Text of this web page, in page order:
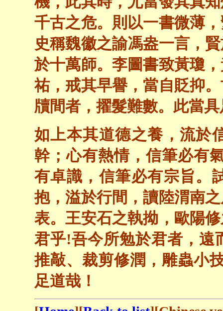
千古之危。則以一書微薄
史稱魏徽之諭馮盎一言，
於十萬師。李圖書致黃瓊
祐，戒其早譽，當自貶抑
牘間者，擢髮難數。此當
如上本其道德之養，流於
幹；心有熱情，信筆必有
有卓識，信筆必有宗旨。
抱，溢於行間，讀陸渭南
表。王安石之執拗，歐陽
君乎!吾今所勉於君者，遠
推敲、裁剪修潤，雕蟲小
足道哉！